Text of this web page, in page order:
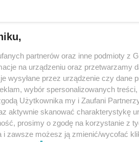
Chciał dostać się do
jazdy
nieodpowiedzialne zachowanie kierowcy
Inspekcji Transportu Drogowego
auto dostawc…
partnerów oraz inne podmioty z
na urządzeniu oraz przetwarzamy
wysyłane przez urządzenie czy dane
wybór spersonalizowanych
Użytkownika my i Zaufani
aktywnie skanować charakterystykę
prosimy o zgodę na korzystanie z
i zawsze możesz ją zmienić/wycofać